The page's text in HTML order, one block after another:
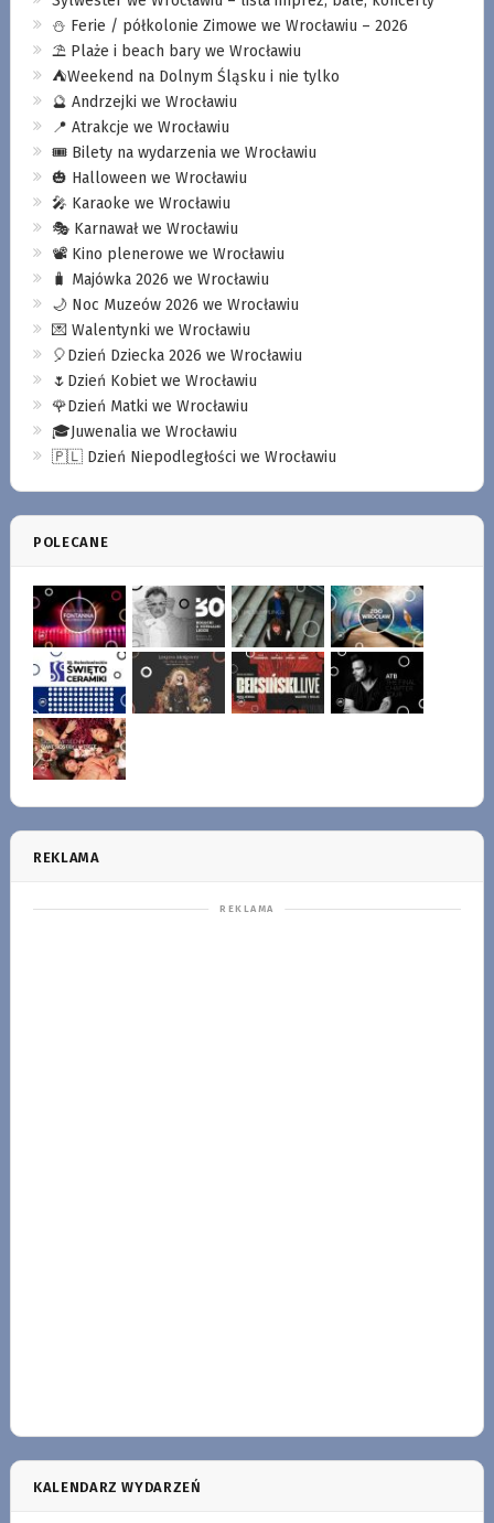
⛄️ Ferie / półkolonie Zimowe we Wrocławiu – 2026
⛱️ Plaże i beach bary we Wrocławiu
⛺️Weekend na Dolnym Śląsku i nie tylko
🔮 Andrzejki we Wrocławiu
📍 Atrakcje we Wrocławiu
🎟️ Bilety na wydarzenia we Wrocławiu
🎃 Halloween we Wrocławiu
🎤 Karaoke we Wrocławiu
🎭 Karnawał we Wrocławiu
📽️ Kino plenerowe we Wrocławiu
🧳 Majówka 2026 we Wrocławiu
🌙 Noc Muzeów 2026 we Wrocławiu
💌 Walentynki we Wrocławiu
🎈Dzień Dziecka 2026 we Wrocławiu
🌷Dzień Kobiet we Wrocławiu
🌹Dzień Matki we Wrocławiu
🎓Juwenalia we Wrocławiu
🇵🇱 Dzień Niepodległości we Wrocławiu
POLECANE
REKLAMA
KALENDARZ WYDARZEŃ